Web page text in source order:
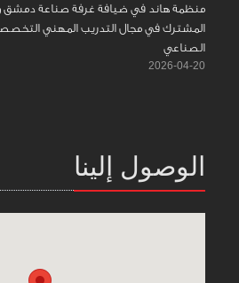
منظمة هاند في ضيافة غرفة صناعة دمشق
المشترك في مجال التدريب المهني
الصناعي
2026-04-20
الوصول إلينا